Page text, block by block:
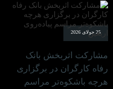
25 جولای 2026
مشارکت اثربخش بانک
رفاه کارگران در برگزاری
هرچه باشکوه‌تر مراسم